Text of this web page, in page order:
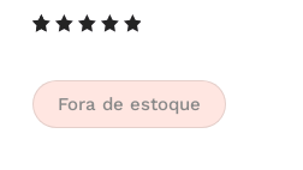
5.00de
5, com
baseado
em
Fora de estoque